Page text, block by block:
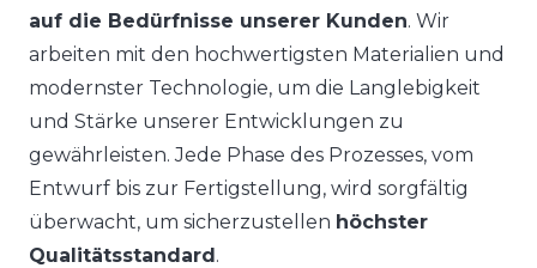
auf die Bedürfnisse unserer Kunden. Wir
arbeiten mit den hochwertigsten Materialien und
modernster Technologie, um die Langlebigkeit
und Stärke unserer Entwicklungen zu
gewährleisten. Jede Phase des Prozesses, vom
Entwurf bis zur Fertigstellung, wird sorgfältig
überwacht, um sicherzustellen höchster
Qualitätsstandard.